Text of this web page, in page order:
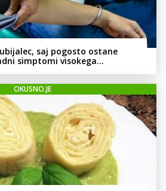
saj pogosto ostane
simptomi visokega
OKUSNO.JE